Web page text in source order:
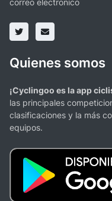
Quienes somos
¡Cyclingoo es la app
las principales
clasificaciones y la más
equipos.